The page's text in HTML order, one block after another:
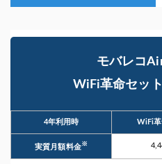
モバレコ
WiFi革命セッ
4年利用時 WiFi革
実質月額料金※